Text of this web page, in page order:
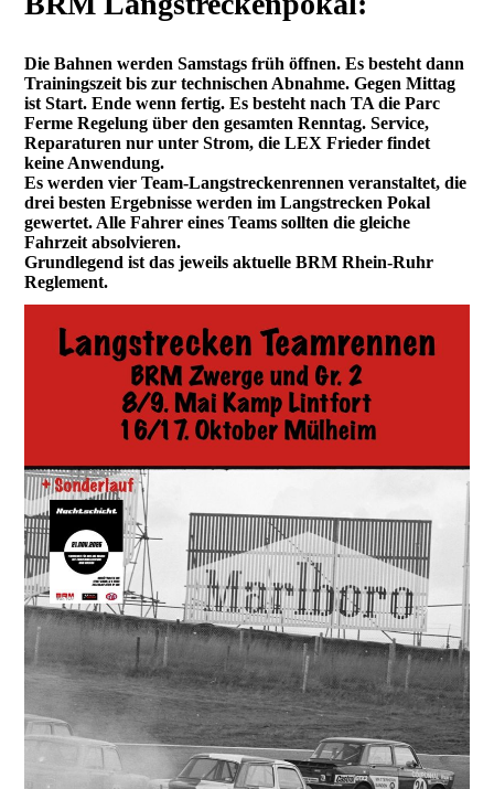
Die Bahnen werden Samstags früh öffnen. Es besteht dann
Trainingszeit bis zur technischen Abnahme. Gegen Mittag
ist Start. Ende wenn fertig. Es besteht nach TA die Parc
Ferme Regelung über den gesamten Renntag. Service,
Reparaturen nur unter Strom, die LEX Frieder findet
keine Anwendung.
Es werden vier Team-Langstreckenrennen veranstaltet, die
drei besten Ergebnisse werden im Langstrecken Pokal
gewertet. Alle Fahrer eines Teams sollten die gleiche
Fahrzeit absolvieren.
Grundlegend ist das jeweils aktuelle BRM Rhein-Ruhr
Reglement.